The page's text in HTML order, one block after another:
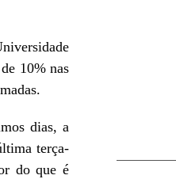
10% nas
dias, a
terça-
do que é